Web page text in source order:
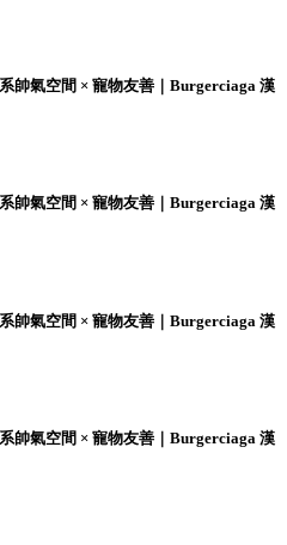
帥氣空間 × 寵物友善｜Burgerciaga 漢
帥氣空間 × 寵物友善｜Burgerciaga 漢
帥氣空間 × 寵物友善｜Burgerciaga 漢
帥氣空間 × 寵物友善｜Burgerciaga 漢